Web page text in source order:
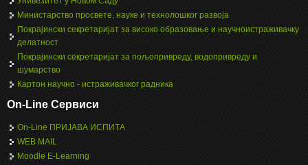
Министарство просвете, науке и технолошког развоја
Покрајински секретаријат за високо образовање и научноистраживачку
делатност
Покрајински секретаријат за пољопривреду, водопривреду и
шумарство
Картон научно - истраживачког радника
On-Line Сервиси
On-Line ПРИЈАВА ИСПИТА
WEB MAIL
Moodle E-Learning